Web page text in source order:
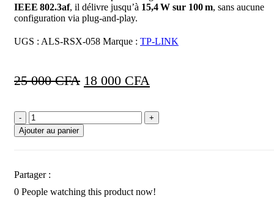
IEEE 802.3af, il délivre jusqu’à 15,4 W sur 100 m, sans aucune
configuration via plug-and-play.
UGS : ALS-RSX-058 Marque : TP-LINK
25 000CFA Le
initial
était :
18 000 CFA
actuel
est :
quantité
de
TP-
–
Injecteur
PoE
Ajouter au panier
Partager :
0 People watching this product now!